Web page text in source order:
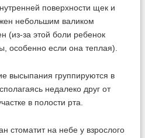
поверхности щек и
небольшим валиком
(из-за этой боли ребенок
особенно если она теплая).
высыпания группируются в
недалеко друг от
в полости рта.
стоматит на небе у взрослого